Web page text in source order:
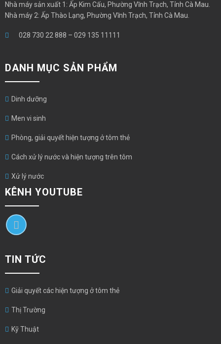
Nhà máy sản xuất 1: Ấp Kim Cấu, Phường Vĩnh Trạch, Tỉnh Cà Mau.
Nhà máy 2: Ấp Thào Lạng, Phường Vĩnh Trạch, Tỉnh Cà Mau.
028 730 22 888 – 029 135 11111
DANH MỤC SẢN PHẨM
Dinh dưỡng
Men vi sinh
Phòng, giải quyết hiện tượng ở tôm thẻ
Cách xử lý nước và hiện tượng trên tôm
Xử lý nước
KÊNH YOUTUBE
TIN TỨC
Giải quyết các hiện tượng ở tôm thẻ
Thị Trường
Kỹ Thuật